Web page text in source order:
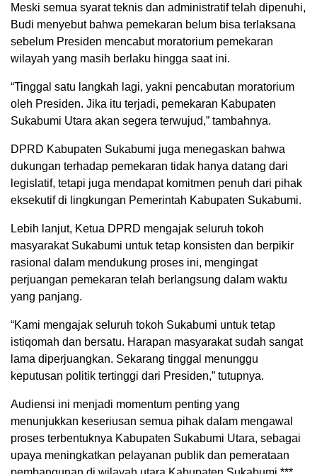
Meski semua syarat teknis dan administratif telah dipenuhi,
Budi menyebut bahwa pemekaran belum bisa terlaksana
sebelum Presiden mencabut moratorium pemekaran
wilayah yang masih berlaku hingga saat ini.
“Tinggal satu langkah lagi, yakni pencabutan moratorium
oleh Presiden. Jika itu terjadi, pemekaran Kabupaten
Sukabumi Utara akan segera terwujud,” tambahnya.
DPRD Kabupaten Sukabumi juga menegaskan bahwa
dukungan terhadap pemekaran tidak hanya datang dari
legislatif, tetapi juga mendapat komitmen penuh dari pihak
eksekutif di lingkungan Pemerintah Kabupaten Sukabumi.
Lebih lanjut, Ketua DPRD mengajak seluruh tokoh
masyarakat Sukabumi untuk tetap konsisten dan berpikir
rasional dalam mendukung proses ini, mengingat
perjuangan pemekaran telah berlangsung dalam waktu
yang panjang.
“Kami mengajak seluruh tokoh Sukabumi untuk tetap
istiqomah dan bersatu. Harapan masyarakat sudah sangat
lama diperjuangkan. Sekarang tinggal menunggu
keputusan politik tertinggi dari Presiden,” tutupnya.
Audiensi ini menjadi momentum penting yang
menunjukkan keseriusan semua pihak dalam mengawal
proses terbentuknya Kabupaten Sukabumi Utara, sebagai
upaya meningkatkan pelayanan publik dan pemerataan